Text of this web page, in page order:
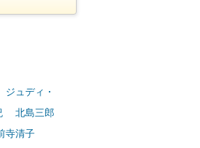
ジュディ・
北島三郎
寺清子